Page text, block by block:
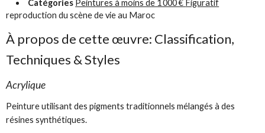
Catégories Peintures à moins de 1 000 € Figuratif
reproduction du scène de vie au Maroc
À propos de cette œuvre: Classification,
Techniques & Styles
Acrylique
Peinture utilisant des pigments traditionnels mélangés à des
résines synthétiques.